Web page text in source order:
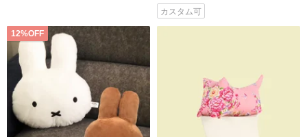
カスタム可
12%OFF